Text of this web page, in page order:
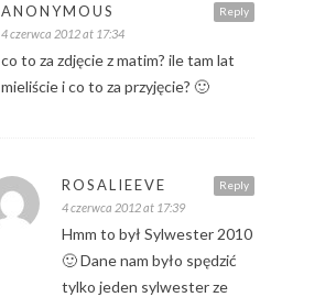
Reply
ANONYMOUS
4 czerwca 2012 at 17:34
co to za zdjęcie z matim? ile tam lat
mieliście i co to za przyjęcie? 🙂
Reply
ROSALIEEVE
4 czerwca 2012 at 17:39
Hmm to był Sylwester 2010
🙂 Dane nam było spędzić
tylko jeden sylwester ze